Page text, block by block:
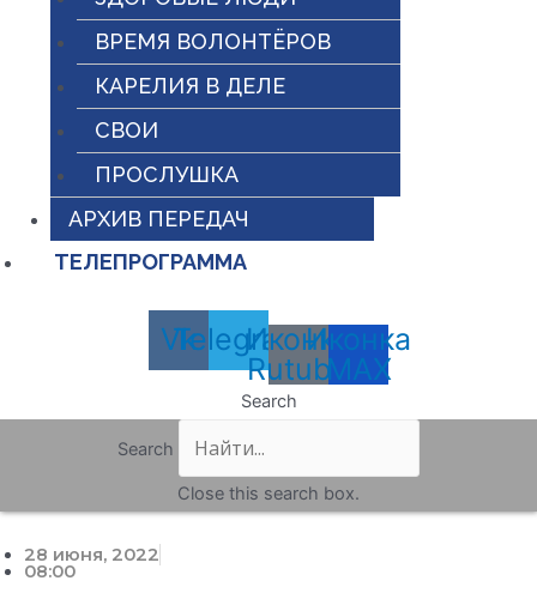
ВРЕМЯ ВОЛОНТЁРОВ
КАРЕЛИЯ В ДЕЛЕ
СВОИ
ПРОСЛУШКА
АРХИВ ПЕРЕДАЧ
ТЕЛЕПРОГРАММА
Vk
Telegram
Иконка
Rutube
Иконка
MAX
Search
Search
Close this search box.
28 июня, 2022
08:00